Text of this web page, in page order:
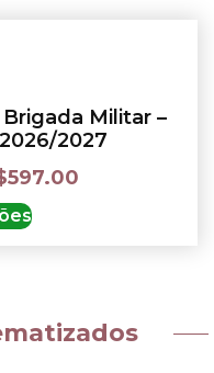
Militar –
2027
597.00